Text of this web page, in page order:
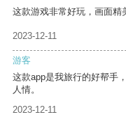
这款游戏非常好玩，画面精
2023-12-11
游客
这款app是我旅行的好帮手
人情。
2023-12-11